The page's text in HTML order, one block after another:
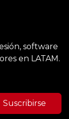
software
en LATAM.
Suscribirse